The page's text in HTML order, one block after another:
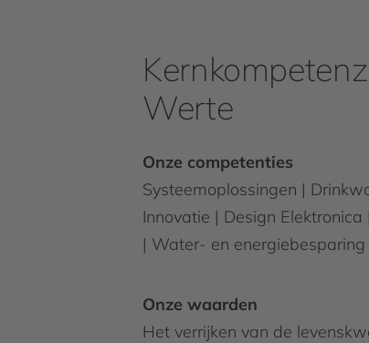
Werte
Onze competenties
Systeemoplossingen |
Innovatie | Design
| Water- en energiebesparing
Onze waarden
Het verrijken van de